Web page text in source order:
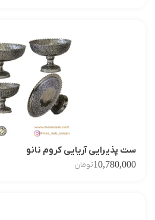
ست پذیرایی آریایی کروم نانو
10,780,000تومان